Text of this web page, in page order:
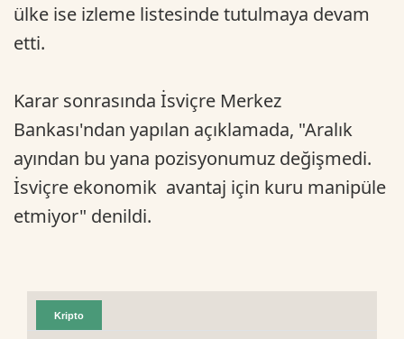
ülke ise izleme listesinde tutulmaya devam
etti.
Karar sonrasında İsviçre Merkez
Bankası'ndan yapılan açıklamada, "Aralık
ayından bu yana pozisyonumuz değişmedi.
İsviçre ekonomik avantaj için kuru manipüle
etmiyor" denildi.
Kripto